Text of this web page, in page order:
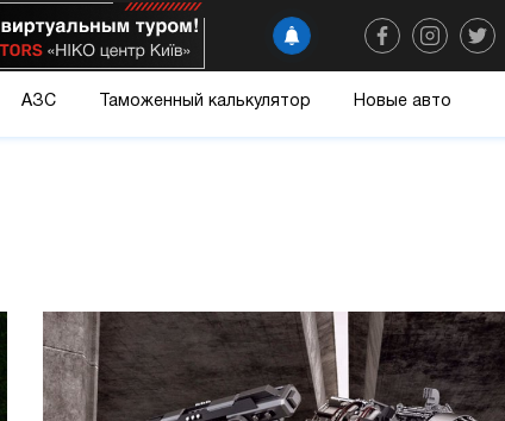
АЗС Таможенный калькулятор Новые авто